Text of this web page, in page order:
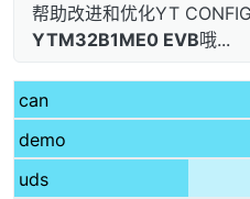
帮助改进和优化YT
YTM32B1ME0 EVB哦...
can
demo
uds